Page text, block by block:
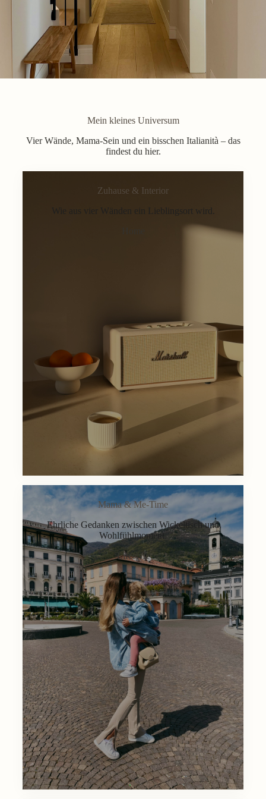
Mein kleines Universum
Vier Wände, Mama-Sein und ein bisschen Italianità – das
findest du hier.
Zuhause & Interior
Wie aus vier Wänden ein Lieblingsort wird.
Mama & Me-Time
Ehrliche Gedanken zwischen Wickeltisch und
Wohlfühlmoment.
Lifestyle